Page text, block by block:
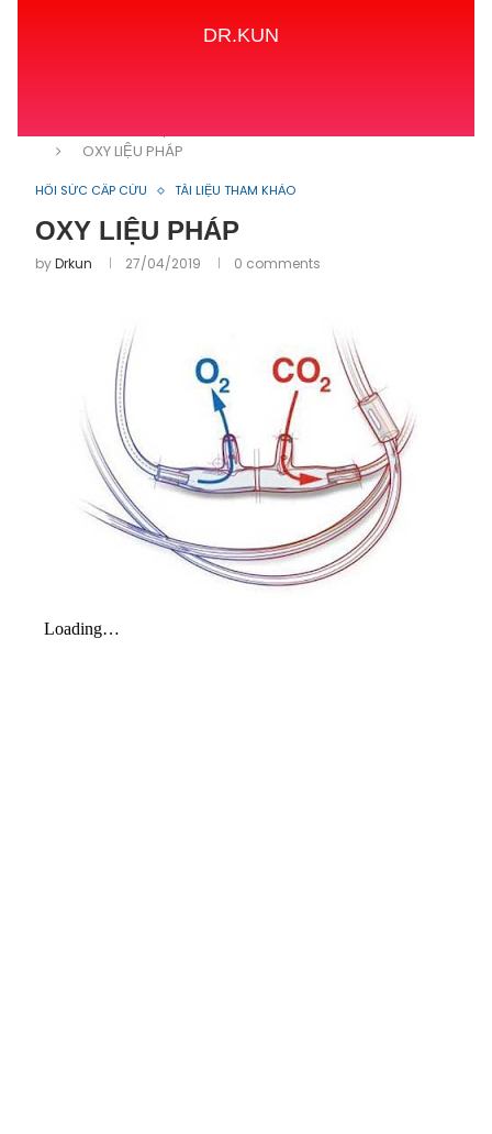
DR.KUN
OXY LIỆU PHÁP
HỒI SỨC CẤP CỨU TÀI LIỆU THAM KHẢO
OXY LIỆU PHÁP
byDrkun 27/04/2019 0 comments